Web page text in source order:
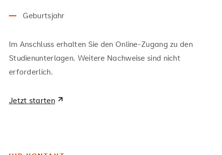
Geburtsjahr
Im Anschluss erhalten Sie den Online-Zugang zu den
Studienunterlagen. Weitere Nachweise sind nicht
erforderlich.
Jetzt starten